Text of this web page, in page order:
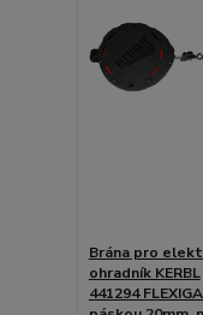
Brána pro
ohradník KERBL
441294